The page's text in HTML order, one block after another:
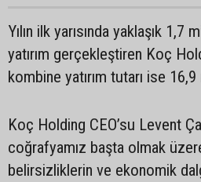
Yılın ilk yarısında yaklaşık 1,7
yatırım gerçekleştiren Koç
kombine yatırım tutarı ise 16,9
Koç Holding CEO’su Levent
coğrafyamız başta olmak
belirsizliklerin ve ekonomik